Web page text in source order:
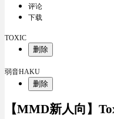
评论
下载
TOXIC
删除
弱音HAKU
删除
【MMD新人向】